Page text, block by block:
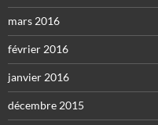
mars 2016
février 2016
janvier 2016
décembre 2015